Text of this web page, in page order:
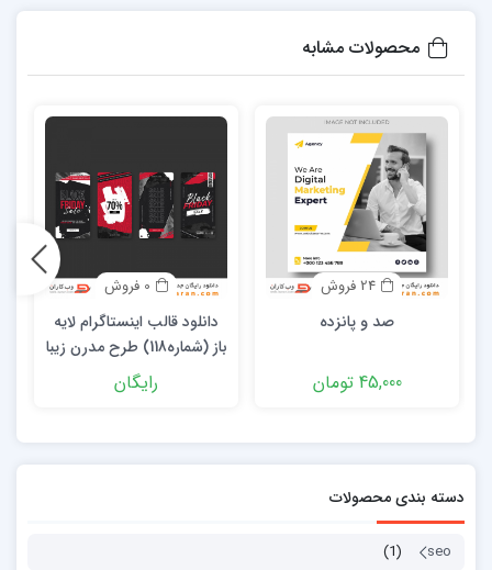
محصولات مشابه
24 فروش
صد و پانزده
45,000 تومان
0 فروش
دانلود قالب اینستاگرام لایه
باز (شماره118) طرح مدرن زیبا
و حرفه ای برای کسب و کارها
رایگان
دسته بندی محصولات
seo
(1)